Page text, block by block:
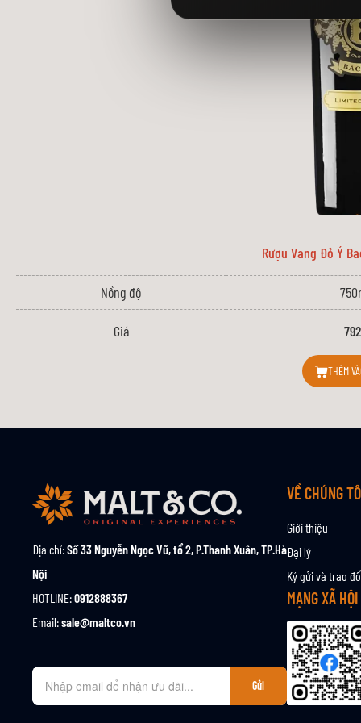
Rượu Vang Đỏ Ý
Nồng độ
Giá
THÊM
Địa chỉ:Số 33 Nguyễn Ngọc Vũ, tổ 2, P.Thanh Xuân, TP.Hà
Nội
HOTLINE:0912888367
Email:sale@maltco.vn
Đ
n
Gửi
VỀ CHÚNG
Giới thiệu
Đại lý
Ký gửi và trao
MẠNG XÃ HỘI